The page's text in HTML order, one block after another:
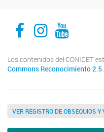
INECOA CONICET UNJuINECOA CONICET UNJuINECOA CONICET UNJu
Los contenidos del CONICET
Commons Reconocimiento
VER REGISTRO DE OBSEQUIOS